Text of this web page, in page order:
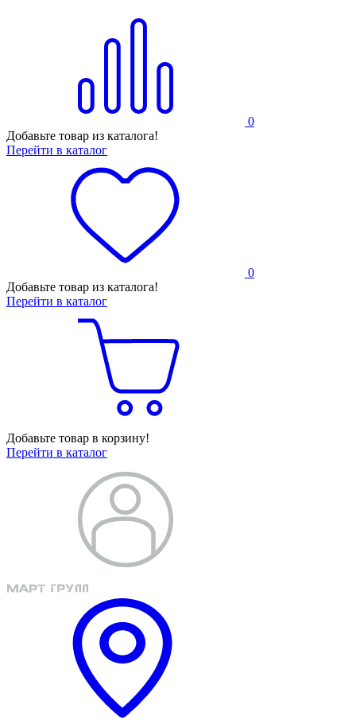
0
Добавьте товар из каталога!
Перейти в каталог
0
Добавьте товар из каталога!
Перейти в каталог
Добавьте товар в корзину!
Перейти в каталог